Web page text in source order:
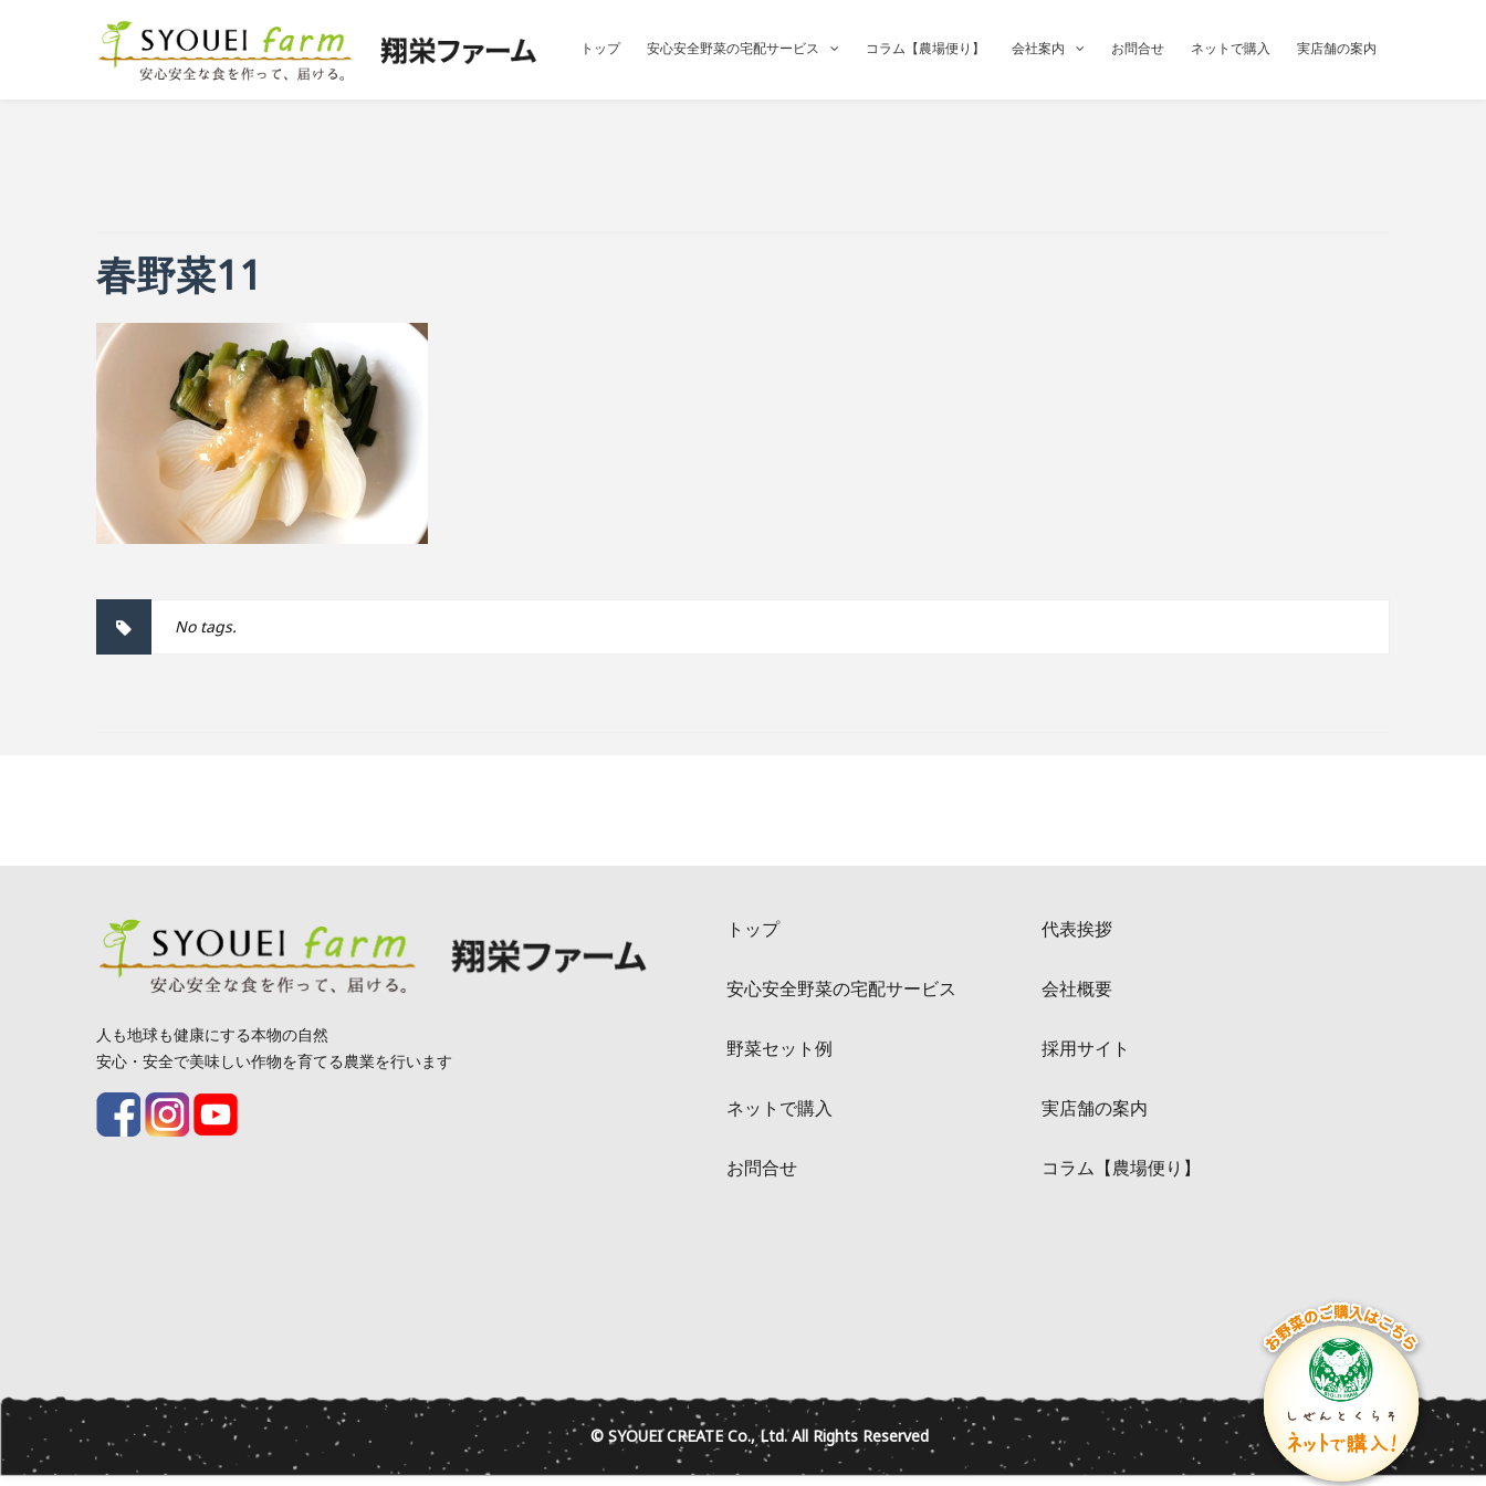
トップ 安心安全野菜の宅配サービス コラム【農場便り】 会社案内 お問合せ ネットで購入 実店舗の案内
春野菜11
No tags.
人も地球も健康にする本物の自然
安心・安全で美味しい作物を育てる農業を行います
トップ 代表挨拶
安心安全野菜の宅配サービス 会社概要
野菜セット例 採用サイト
ネットで購入 実店舗の案内
お問合せ コラム【農場便り】
© SYOUEI CREATE Co., Ltd. All Rights Reserved